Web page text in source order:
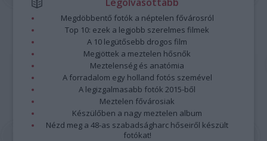
Megdöbbentő fotók a néptelen fővárosról
Top 10: ezek a legjobb szerelmes filmek
A 10 legütősebb drogos film
Megjöttek a meztelen hősnők
Meztelenség és anatómia
A forradalom egy holland fotós szemével
A legizgalmasabb fotók 2015-ből
Meztelen fővárosiak
Készülőben a nagy meztelen album
Nézd meg a 48-as szabadságharc hőseiről készült
fotókat!